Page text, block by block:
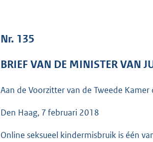
Nr. 135
BRIEF VAN DE MINISTER VAN
Aan de Voorzitter van de Tweede
Den Haag, 7 februari 2018
Online seksueel kindermisbruik is één